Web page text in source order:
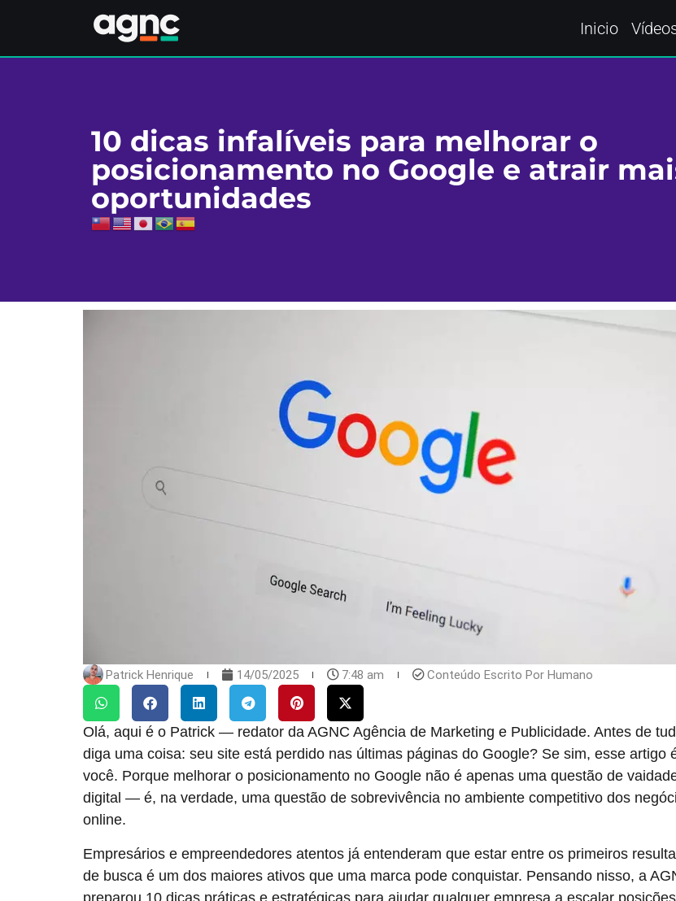
Inicio
10 dicas infalíveis para melhorar o
posicionamento no Google e atrair
oportunidades
Patrick Henrique 14/05/2025 7:48 am Conteúdo Escrito Por Humano
Olá, aqui é o Patrick — redator da AGNC Agência de Marketing e Publicidade. Antes de
diga uma coisa: seu site está perdido nas últimas páginas do Google? Se sim, esse artigo
você. Porque melhorar o posicionamento no Google não é apenas uma questão de
digital — é, na verdade, uma questão de sobrevivência no ambiente competitivo dos
online.
Empresários e empreendedores atentos já entenderam que estar entre os primeiros
de busca é um dos maiores ativos que uma marca pode conquistar. Pensando nisso, a
preparou 10 dicas práticas e estratégicas para ajudar qualquer empresa a escalar